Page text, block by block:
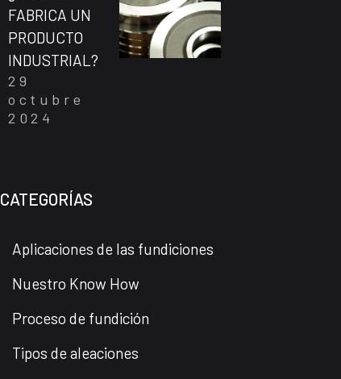
FABRICA UN
PRODUCTO
INDUSTRIAL?
29
octubre
2024
CATEGORÍAS
Aplicaciones de las fundiciones
Nuestro Know How
Proceso de fundición
Tipos de aleaciones